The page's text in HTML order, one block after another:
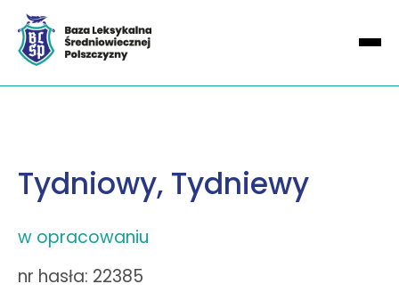
Tydniowy, Tydniewy
w opracowaniu
nr hasła: 22385